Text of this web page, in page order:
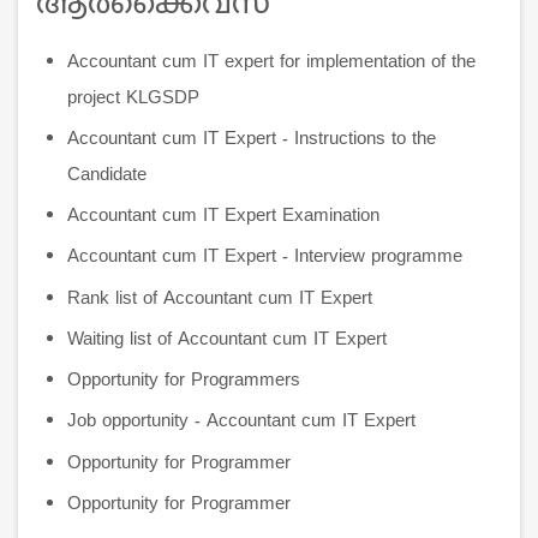
Accountant cum IT expert for implementation of the
project KLGSDP
Accountant cum IT Expert - Instructions to the
Candidate
Accountant cum IT Expert Examination
Accountant cum IT Expert - Interview programme
Rank list of Accountant cum IT Expert
Waiting list of Accountant cum IT Expert
Opportunity for Programmers
Job opportunity - Accountant cum IT Expert
Opportunity for Programmer
Opportunity for Programmer